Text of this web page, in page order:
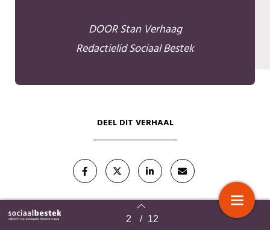
Terug naar overzicht 2 / 12
DOOR Stan Verhaag
Redactielid Sociaal Bestek
DEEL DIT VERHAAL